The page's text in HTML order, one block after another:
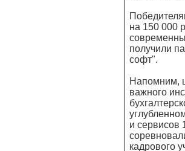
на 150 000
получили
софт".
Напомним,
важного
и сервисов
кадрового